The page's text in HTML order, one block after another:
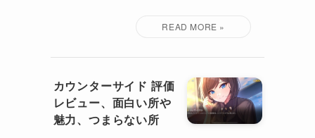
カウンターサイド 評価
レビュー、面白い所や
魅力、つまらない所